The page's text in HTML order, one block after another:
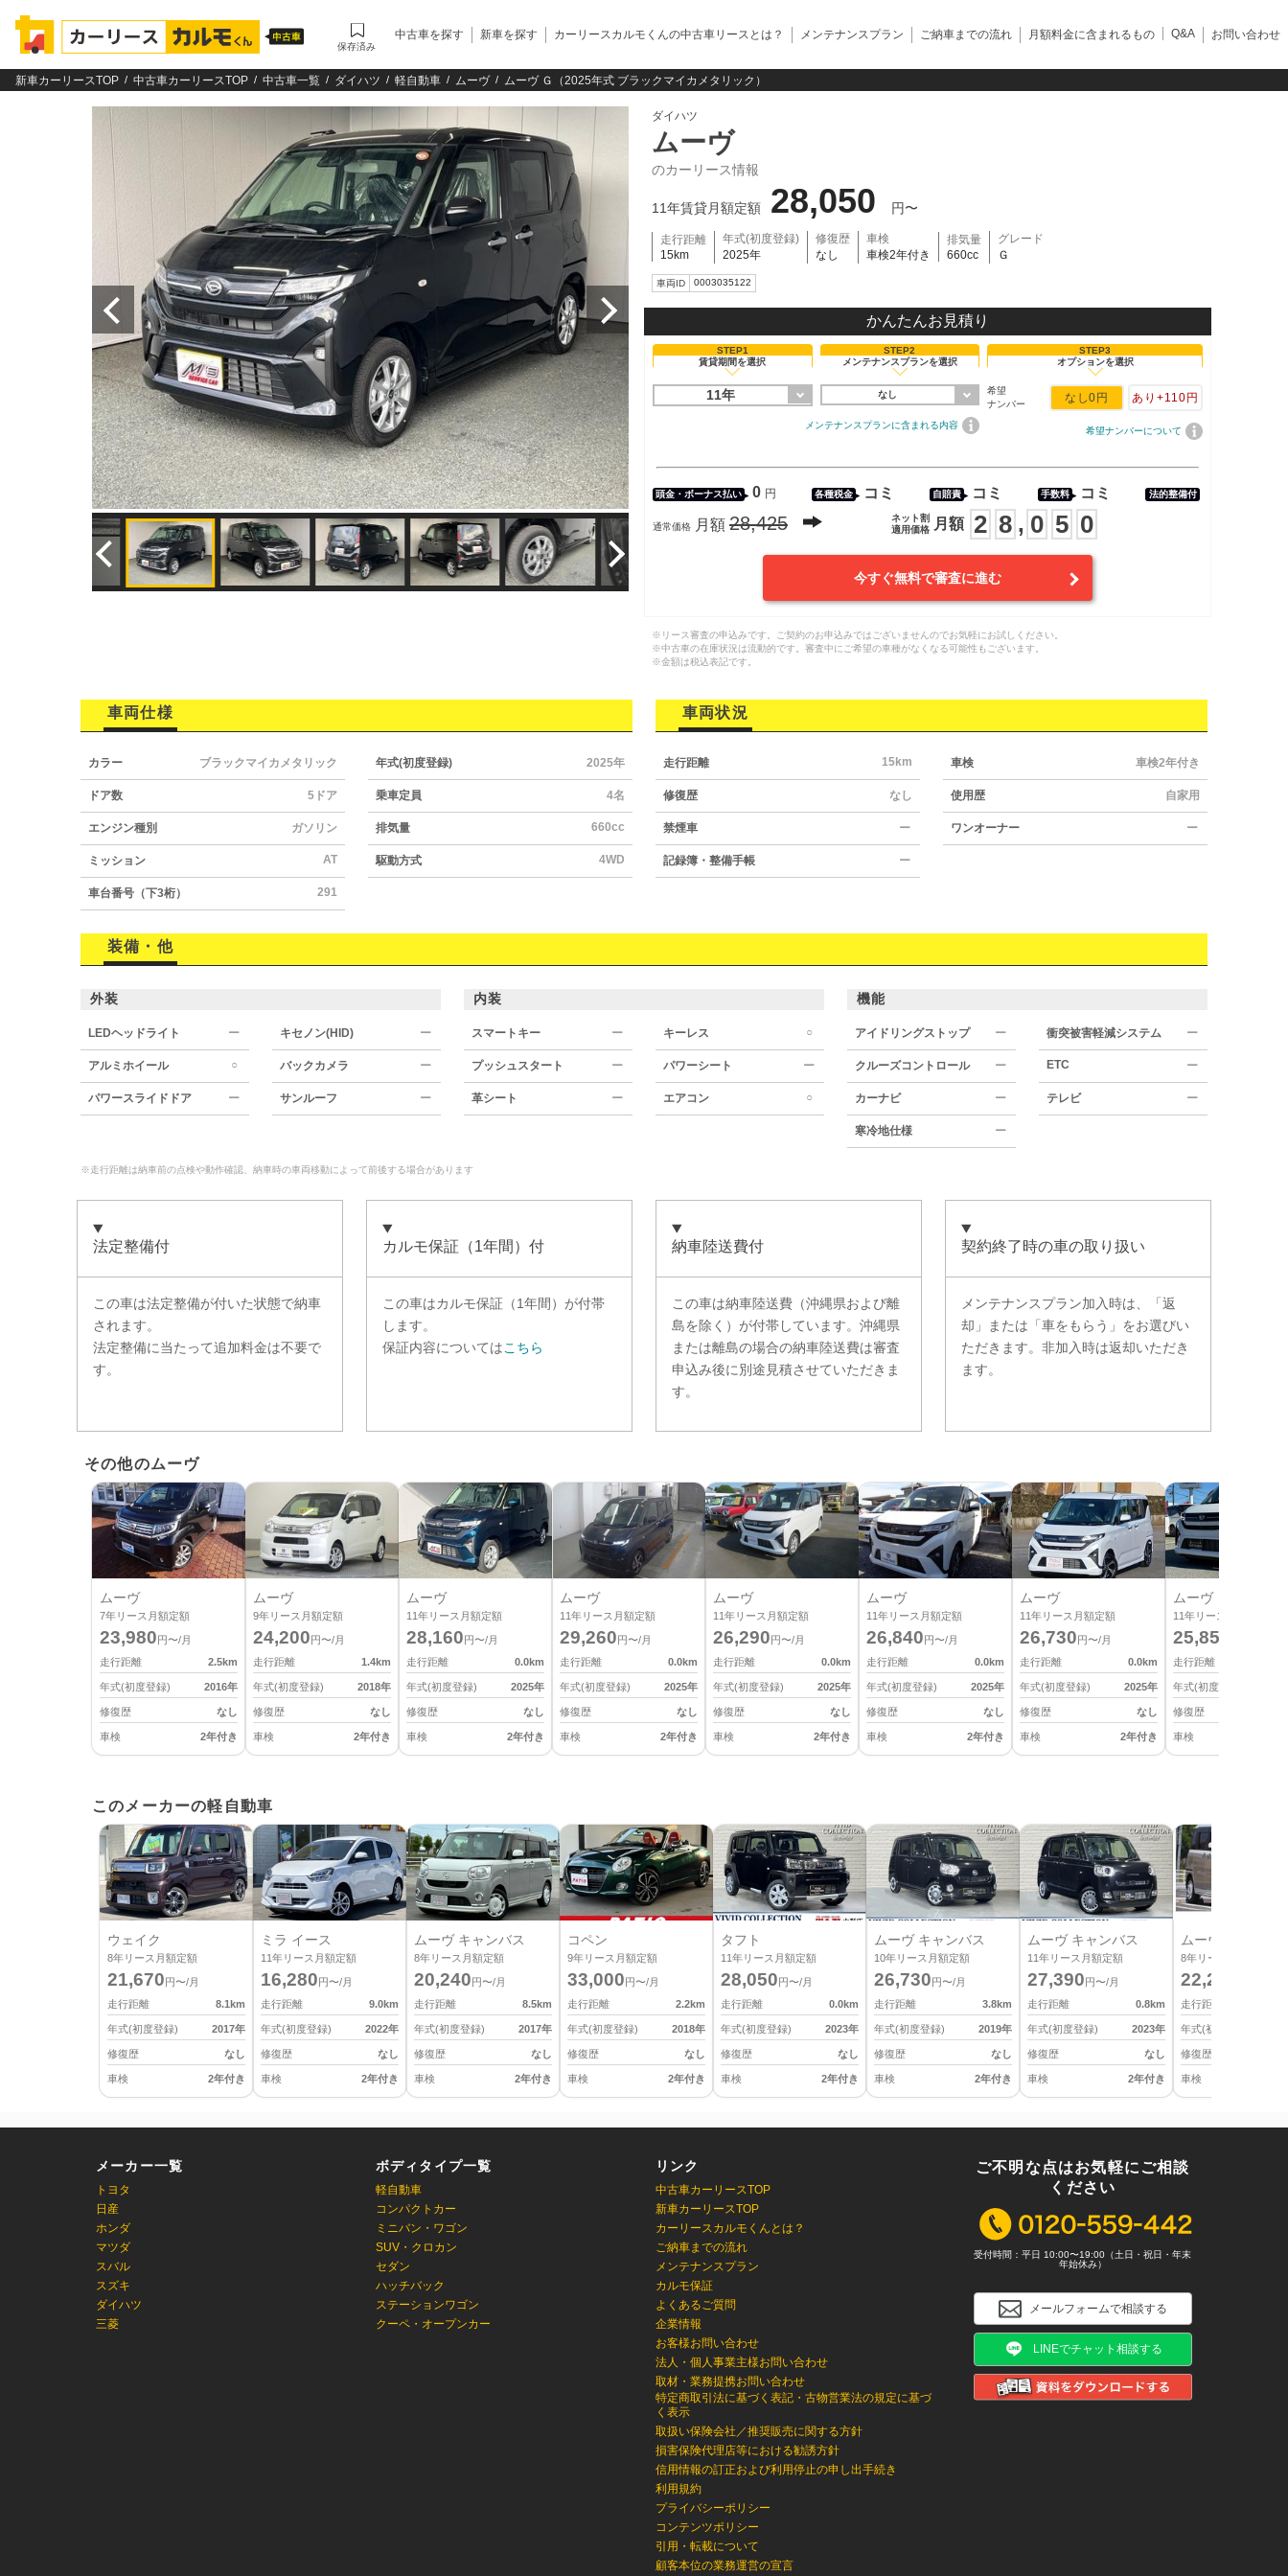
保存済み
中古車を探す 新車を探す カーリースカルモくんの中古車リースとは？ メンテナンスプラン ご納車までの流れ 月額料金に含まれるもの Q&A お問い合わせ
新車カーリースTOP 中古車カーリースTOP 中古車一覧 ダイハツ 軽自動車 ムーヴ ムーヴ Ｇ（2025年式 ブラックマイカメタリック）
ダイハツ
ムーヴ
のカーリース情報
11年賃貸月額定額 28,050 円〜
走行距離
15km
年式(初度登録)
2025年
修復歴
なし
車検
車検2年付き
排気量
660cc
グレード
Ｇ
車両ID 0003035122
かんたんお見積り
STEP1
賃貸期間を選択
11年
STEP2
メンテナンスプランを選択
なし
メンテナンスプランに含まれる内容
STEP3
オプションを選択
希望
ナンバー
なし0円 あり +110円
希望ナンバーについて
頭金・ボーナス払い 0 円 各種税金 コミ 自賠責 コミ 手数料 コミ 法的整備付
通常価格 月額 28,425
ネット割
適用価格
月額 2 8 , 0 5 0
今すぐ無料で審査に進む
※リース審査の申込みです。ご契約のお申込みではございませんのでお気軽にお試しください。
※中古車の在庫状況は流動的です。審査中にご希望の車種がなくなる可能性もございます。
※金額は税込表記です。
車両仕様
カラー ブラックマイカメタリック 年式(初度登録) 2025年
ドア数 5ドア 乗車定員 4名
エンジン種別 ガソリン 排気量 660cc
ミッション AT 駆動方式 4WD
車台番号（下3桁） 291
車両状況
走行距離 15km 車検 車検2年付き
修復歴 なし 使用歴 自家用
禁煙車 ー ワンオーナー ー
記録簿・整備手帳 ー
装備・他
外装
LEDヘッドライト ー キセノン(HID) ー
アルミホイール ○ バックカメラ ー
パワースライドドア ー サンルーフ ー
内装
スマートキー ー キーレス ○
プッシュスタート ー パワーシート ー
革シート ー エアコン ○
機能
アイドリングストップ ー 衝突被害軽減システム ー
クルーズコントロール ー ETC ー
カーナビ ー テレビ ー
寒冷地仕様 ー
※走行距離は納車前の点検や動作確認、納車時の車両移動によって前後する場合があります
法定整備付
この車は法定整備が付いた状態で納車
されます。
法定整備に当たって追加料金は不要で
す。
カルモ保証（1年間）付
この車はカルモ保証（1年間） が付帯
します。
保証内容についてはこちら
納車陸送費付
この車は納車陸送費（沖縄県および離
島を除く）が付帯しています。沖縄県
または離島の場合の納車陸送費は審査
申込み後に別途見積させていただきま
す。
契約終了時の車の取り扱い
メンテナンスプラン加入時は、「返
却」または「車をもらう」をお選びい
ただきます。非加入時は返却いただき
ます。
その他のムーヴ
ムーヴ
7年リース月額定額
23,980 円〜/月
走行距離
2.5km
年式(初度登録) 2016年
修復歴 なし
車検 2年付き
ムーヴ
9年リース月額定額
24,200 円〜/月
走行距離
1.4km
年式(初度登録) 2018年
修復歴 なし
車検 2年付き
ムーヴ
11年リース月額定額
28,160 円〜/月
走行距離
0.0km
年式(初度登録) 2025年
修復歴 なし
車検 2年付き
ムーヴ
11年リース月額定額
29,260 円〜/月
走行距離
0.0km
年式(初度登録) 2025年
修復歴 なし
車検 2年付き
ムーヴ
11年リース月額定額
26,290 円〜/月
走行距離
0.0km
年式(初度登録) 2025年
修復歴 なし
車検 2年付き
ムーヴ
11年リース月額定額
26,840 円〜/月
走行距離
0.0km
年式(初度登録) 2025年
修復歴 なし
車検 2年付き
ムーヴ
11年リース月額定額
26,730 円〜/月
走行距離
0.0km
年式(初度登録) 2025年
修復歴 なし
車検 2年付き
ムーヴ
11年リース月額定額
25,850
走行距離
年式(初度登録)
修復歴
車検
このメーカーの軽自動車
ウェイク
8年リース月額定額
21,670 円〜/月
走行距離
8.1km
年式(初度登録) 2017年
修復歴 なし
車検 2年付き
ミラ イース
11年リース月額定額
16,280 円〜/月
走行距離
9.0km
年式(初度登録) 2022年
修復歴 なし
車検 2年付き
ムーヴ キャンバス
8年リース月額定額
20,240 円〜/月
走行距離
8.5km
年式(初度登録) 2017年
修復歴 なし
車検 2年付き
コペン
9年リース月額定額
33,000 円〜/月
走行距離
2.2km
年式(初度登録) 2018年
修復歴 なし
車検 2年付き
タフト
11年リース月額定額
28,050 円〜/月
走行距離
0.0km
年式(初度登録) 2023年
修復歴 なし
車検 2年付き
ムーヴ キャンバス
10年リース月額定額
26,730 円〜/月
走行距離
3.8km
年式(初度登録) 2019年
修復歴 なし
車検 2年付き
ムーヴ キャンバス
11年リース月額定額
27,390 円〜/月
走行距離
0.8km
年式(初度登録) 2023年
修復歴 なし
車検 2年付き
ムーヴ キャンバ
8年リース月額定額
22,220
走行距離
年式(初度登録)
修復歴
車検
メーカー一覧
トヨタ
日産
ホンダ
マツダ
スバル
スズキ
ダイハツ
三菱
ボディタイプ一覧
軽自動車
コンパクトカー
ミニバン・ワゴン
SUV・クロカン
セダン
ハッチバック
ステーションワゴン
クーペ・オープンカー
リンク
中古車カーリースTOP
新車カーリースTOP
カーリースカルモくんとは？
ご納車までの流れ
メンテナンスプラン
カルモ保証
よくあるご質問
企業情報
お客様お問い合わせ
法人・個人事業主様お問い合わせ
取材・業務提携お問い合わせ
特定商取引法に基づく表記・古物営業法の規定に基づ
く表示
取扱い保険会社／推奨販売に関する方針
損害保険代理店等における勧誘方針
信用情報の訂正および利用停止の申し出手続き
利用規約
プライバシーポリシー
コンテンツポリシー
引用・転載について
顧客本位の業務運営の宣言
ご不明な点はお気軽にご相談
ください
受付時間：平日 10:00〜19:00（土日・祝日・年末
年始休み）
メールフォームで相談する
LINEでチャット相談する